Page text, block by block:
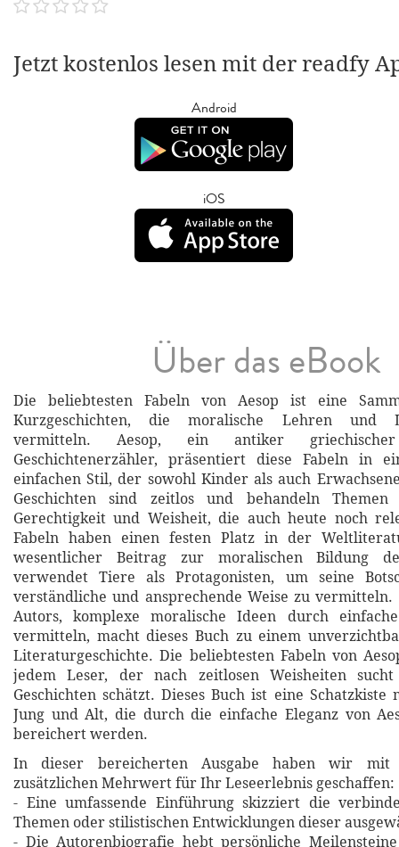
Jetzt kostenlos lesen mit der readfy
Android
iOS
Über das eBook
Die beliebtesten Fabeln von Aesop ist eine
Kurzgeschichten, die moralische Lehren und
vermitteln. Aesop, ein antiker
Geschichtenerzähler, präsentiert diese Fabeln in
einfachen Stil, der sowohl Kinder als auch
Geschichten sind zeitlos und behandeln
Gerechtigkeit und Weisheit, die auch heute noch
Fabeln haben einen festen Platz in der
wesentlicher Beitrag zur moralischen Bildung
verwendet Tiere als Protagonisten, um seine
verständliche und ansprechende Weise zu vermitteln.
Autors, komplexe moralische Ideen durch
vermitteln, macht dieses Buch zu einem
Literaturgeschichte. Die beliebtesten Fabeln von
jedem Leser, der nach zeitlosen Weisheiten
Geschichten schätzt. Dieses Buch ist eine
Jung und Alt, die durch die einfache Eleganz von
bereichert werden.
In dieser bereicherten Ausgabe haben wir mit
zusätzlichen Mehrwert für Ihr Leseerlebnis geschaffen:
- Eine umfassende Einführung skizziert die
Themen oder stilistischen Entwicklungen dieser
- Die Autorenbiografie hebt persönliche